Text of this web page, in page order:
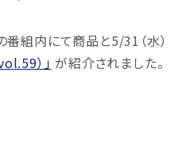
組内にて商品と5/31（水）
）」 が紹介されました。